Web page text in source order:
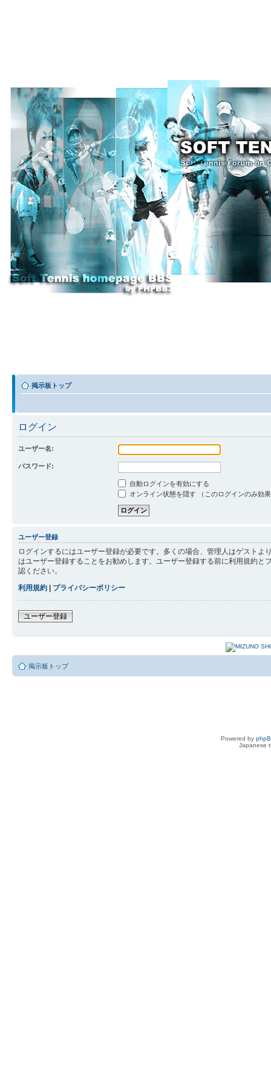
掲示板トップ
ログイン
ユーザー名:
パスワード:
自動ログインを有効にする
オンライン状態を隠す （このログインのみ効
ユーザー登録
ログインするにはユーザー登録が必要です。多くの場合、管理人はゲスト
はユーザー登録することをお勧めします。ユーザー登録する前に利用規約
認ください。
利用規約 | プライバシーポリシー
ユーザー登録
掲示板トップ
Powered by
Japanese